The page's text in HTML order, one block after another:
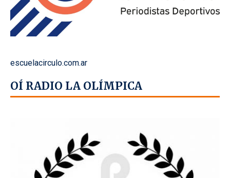
escuelacirculo.com.ar
OÍ RADIO LA OLÍMPICA